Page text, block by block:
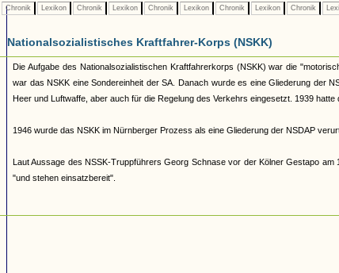
Chronik Lexikon Chronik Lexikon Chronik Lexikon Chronik Lexikon Chronik
Nationalsozialistisches Kraftfahrer-Korps (NSKK)
Die Aufgabe des Nationalsozialistischen Kraftfahrerkorps (NSKK) war die
war das NSKK eine Sondereinheit der SA. Danach wurde es eine Gliederung der
Heer und Luftwaffe, aber auch für die Regelung des Verkehrs eingesetzt. 1939
1946 wurde das NSKK im Nürnberger Prozess als eine Gliederung der NSDAP
Laut Aussage des NSSK-Truppführers Georg Schnase vor der Kölner Gestapo
"und stehen einsatzbereit".